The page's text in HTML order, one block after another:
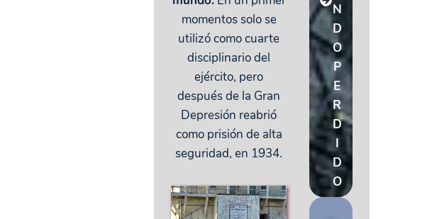
momentos solo se
utilizó como cuarte
disciplinario del
ejército, pero
después de la Gran
Depresión reabrió
como prisión de alta
seguridad, en 1934.
N
D
O
P
E
R
D
I
D
O